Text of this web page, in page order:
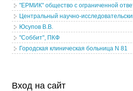
"ЕРМИК" общество с ограниченной
Центральный научно-
Юсупов В.В.
"Соббит", ПКФ
Городская клиническая больница N 81
Вход на сайт